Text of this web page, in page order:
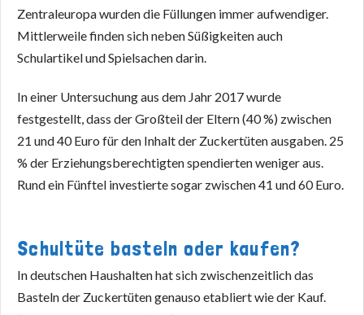
Zentraleuropa wurden die Füllungen immer aufwendiger.
Mittlerweile finden sich neben Süßigkeiten auch
Schulartikel und Spielsachen darin.
In einer Untersuchung aus dem Jahr 2017 wurde
festgestellt, dass der Großteil der Eltern (40 %) zwischen
21 und 40 Euro für den Inhalt der Zuckertüten ausgaben. 25
% der Erziehungsberechtigten spendierten weniger aus.
Rund ein Fünftel investierte sogar zwischen 41 und 60 Euro.
Schultüte basteln oder kaufen?
In deutschen Haushalten hat sich zwischenzeitlich das
Basteln der Zuckertüten genauso etabliert wie der Kauf.